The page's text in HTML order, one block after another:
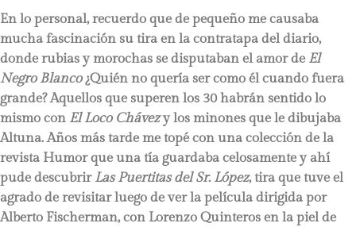
En lo personal, recuerdo que de pequeño me causaba
mucha fascinación su tira en la contratapa del diario,
donde rubias y morochas se disputaban el amor de El
Negro Blanco¿Quién no quería ser como él cuando fuera
grande? Aquellos que superen los 30 habrán sentido lo
mismo con El Loco Chávezy los minones que le dibujaba
Altuna. Años más tarde me topé con una colección de la
revista Humor que una tía guardaba celosamente y ahí
pude descubrir Las Puertitas del Sr. López, tira que tuve el
agrado de revisitar luego de ver la película dirigida por
Alberto Fischerman, con Lorenzo Quinteros en la piel de